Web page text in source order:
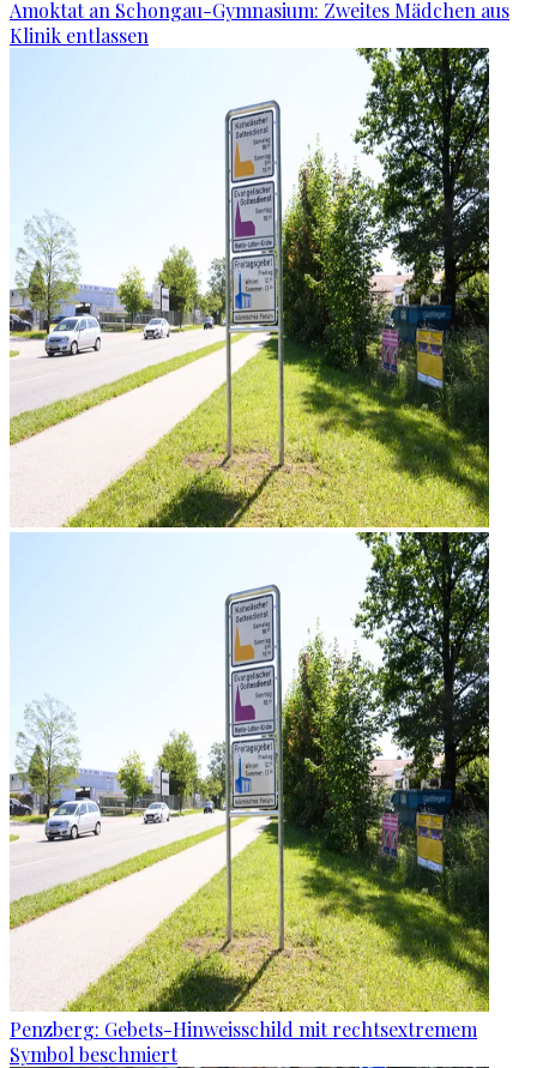
Amoktat an Schongau-Gymnasium: Zweites Mädchen aus
Klinik entlassen
Penzberg: Gebets-Hinweisschild mit rechtsextremem
Symbol beschmiert